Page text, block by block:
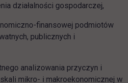
działalności gospodarczej,
finansowej podmiotów
publicznych i
analizowania przyczyn i
mikro- i makroekonomicznej w